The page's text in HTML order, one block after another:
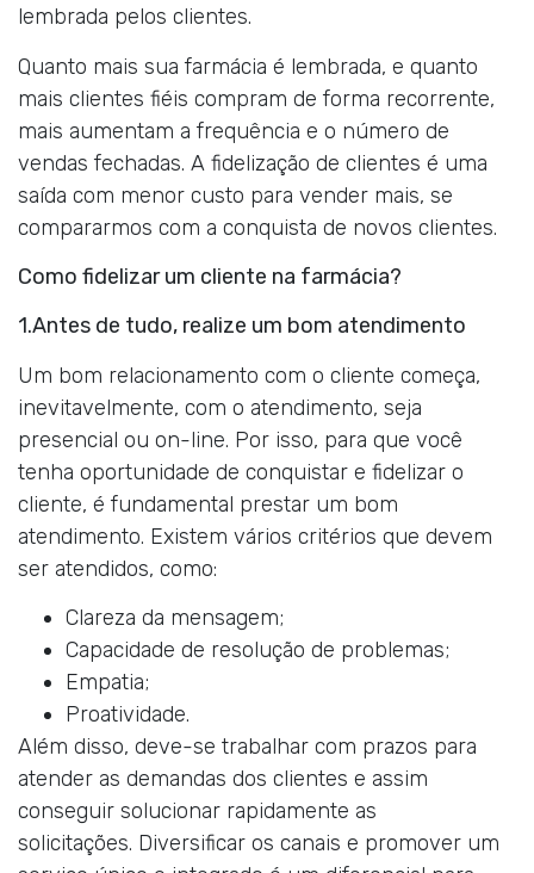
lembrada pelos clientes.
Quanto mais sua farmácia é lembrada, e quanto
mais clientes fiéis compram de forma recorrente,
mais aumentam a frequência e o número de
vendas fechadas. A fidelização de clientes é uma
saída com menor custo para vender mais, se
compararmos com a conquista de novos clientes.
Como fidelizar um cliente na farmácia?
1.Antes de tudo, realize um bom atendimento
Um bom relacionamento com o cliente começa,
inevitavelmente, com o atendimento, seja
presencial ou on-line. Por isso, para que você
tenha oportunidade de conquistar e fidelizar o
cliente, é fundamental prestar um bom
atendimento. Existem vários critérios que devem
ser atendidos, como:
Clareza da mensagem;
Capacidade de resolução de problemas;
Empatia;
Proatividade.
Além disso, deve-se trabalhar com prazos para
atender as demandas dos clientes e assim
conseguir solucionar rapidamente as
solicitações. Diversificar os canais e promover um